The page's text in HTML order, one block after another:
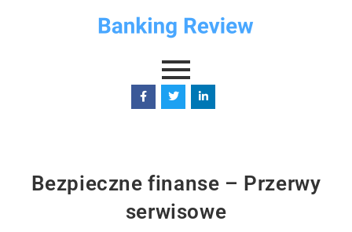
Bezpieczne finanse – Przerwy
serwisowe